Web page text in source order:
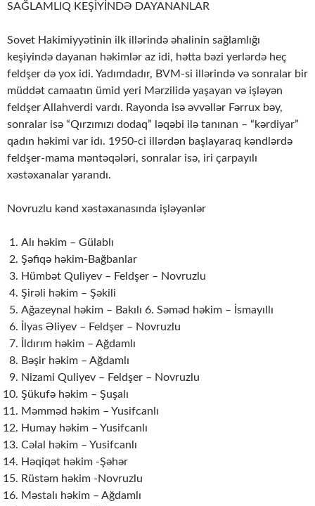
SAĞLAMLIQ KEŞİYİNDƏ DAYANANLAR
Sovet Hakimiyyətinin ilk illərində əhalinin sağlamlığı
keşiyində dayanan həkimlər az idi, hətta bəzi yerlərdə heç
feldşer də yox idi. Yadımdadır, BVM-si illərində və sonralar bir
müddət camaatın ümid yeri Mərzilidə yaşayan və işləyən
feldşer Allahverdi vardı. Rayonda isə əvvəllər Fərrux bəy,
sonralar isə “Qırzımızı dodaq” ləqəbi ilə tanınan – “kərdiyar”
qadın həkimi var idı. 1950-ci illərdən başlayaraq kəndlərdə
feldşer-mama məntəqələri, sonralar isə, iri çarpayılı
xəstəxanalar yarandı.
Novruzlu kənd xəstəxanasında işləyənlər
Alı həkim – Gülablı
Şəfiqə həkim-Bağbanlar
Hümbət Quliyev – Feldşer – Novruzlu
Şirəli həkim – Şəkili
Ağazeynal həkim – Bakılı 6. Səməd həkim – İsmayıllı
İlyas Əliyev – Feldşer – Novruzlu
İldırım həkim – Ağdamlı
Bəşir həkim – Ağdamlı
Nizami Quliyev – Feldşer – Novruzlu
Şükufə həkim – Şuşalı
Məmməd həkim – Yusifcanlı
Humay həkim – Yusifcanlı
Cəlal həkim – Yusifcanlı
Həqiqət həkim -Şəhər
Rüstəm həkim -Novruzlu
Məstalı həkim – Ağdamlı